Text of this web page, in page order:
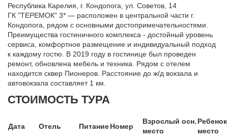
Республика Карелия, г. Кондопога, ул. Советов, 14
ГК "ТЕРЕМОК" 3* — расположен в центральной части г.
Кондопога, рядом с основными достопримечательностями.
Преимущества гостиничного комплекса - достойный уровень
сервиса, комфортное размещение и индивидуальный подход
к каждому гостю. В 2019 году в гостинице был проведен
ремонт, обновлена мебель и техника. Рядом с отелем
находится сквер Пионеров. Расстояние до ж/д вокзала и
автовокзала составляет 1 км.
СТОИМОСТЬ ТУРА
Дата Отель ПитаниеНомер
Взрослый осн.
место
место